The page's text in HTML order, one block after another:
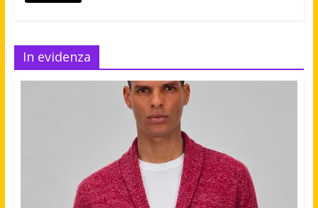
In evidenza